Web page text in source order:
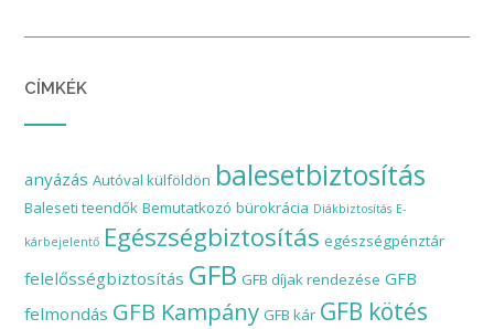
CÍMKÉK
anyázás Autóval külföldön balesetbiztosítás
Baleseti teendők Bemutatkozó bürokrácia Diákbiztosítás E-
kárbejelentő Egészségbiztosítás egészségpénztár
felelősségbiztosítás GFB GFB díjak rendezése GFB
felmondás GFB Kampány GFB kár GFB kötés